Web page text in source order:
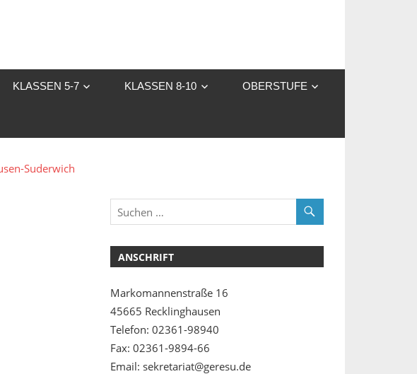
KLASSEN 5-7 KLASSEN 8-10 OBERSTUFE
ANSCHRIFT
Markomannenstraße 16
45665 Recklinghausen
Telefon: 02361-98940
Fax: 02361-9894-66
Email: sekretariat@geresu.de